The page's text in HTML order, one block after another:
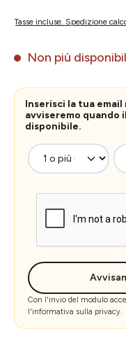
Tasse incluse. Spedizione
Non più
Inserisci la tua
avviseremo quando
disponibile.
Con l'invio del modulo
l'informativa sulla privacy.